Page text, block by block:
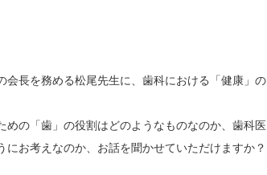
会長を務める松尾先生に、歯科における「健康」の
の「歯」の役割はどのようなものなのか、歯科医
お考えなのか、お話を聞かせていただけますか？